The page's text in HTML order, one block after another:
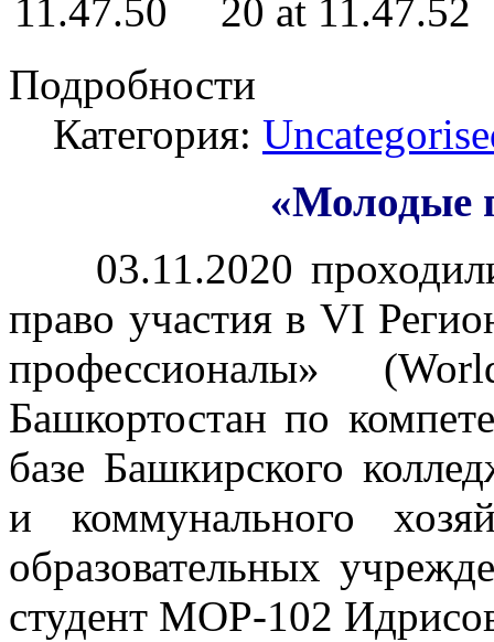
Подробности
Категория:
«Молодые
03.11.2020
право участия в VI
профессионалы»
Башкортостан по
базе Башкирского
и коммунального
образовательных
студент МОР-102